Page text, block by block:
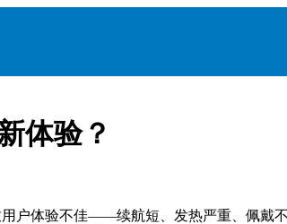
体验？
户体验不佳——续航短、发热严重、佩戴